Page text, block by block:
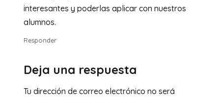
interesantes y poderlas aplicar con nuestros
alumnos.
Responder
Deja una respuesta
Tu dirección de correo electrónico no será